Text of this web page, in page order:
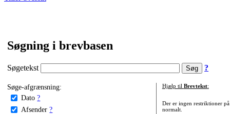
Søgning i brevbasen
Søgetekst ?
Søge-afgrænsning:
Dato ?
Afsender ?
Hjælp til Brevtekst:
Der er ingen restriktioner
normalt.